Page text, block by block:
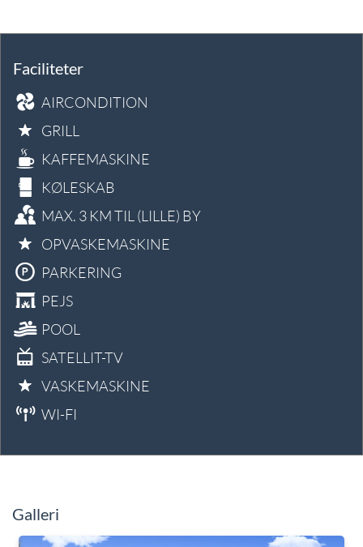
Faciliteter
AIRCONDITION
GRILL
KAFFEMASKINE
KØLESKAB
MAX. 3 KM TIL (LILLE) BY
OPVASKEMASKINE
PARKERING
PEJS
POOL
SATELLIT-TV
VASKEMASKINE
WI-FI
Galleri